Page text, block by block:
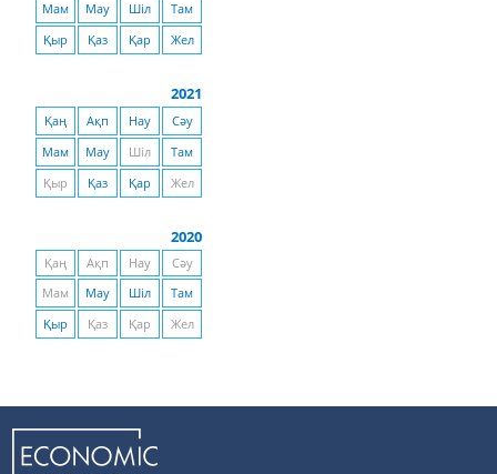
Мам
Мау Шіл
Там
Қыр
Қаз Қар Жел
2021
Қаң Ақп Нау
Сәу
Мам
Мау Шіл
Там
Қыр
Қаз Қар Жел
2020
Қаң Ақп Нау
Сәу
Мам
Мау Шіл
Там
Қыр
Қаз Қар Жел